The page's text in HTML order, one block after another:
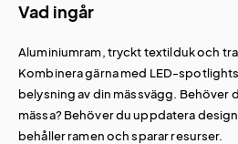
Vad ingår
Aluminiumram, tryckt textilduk och
Kombinera gärna med LED-
belysning av din mässvägg. Behöver
mässa? Behöver du uppdatera
behåller ramen och sparar resurser.